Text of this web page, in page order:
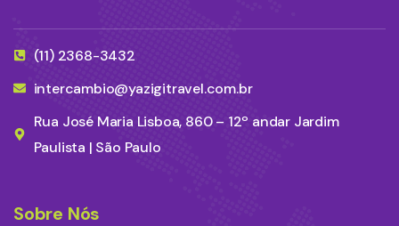
(11) 2368-3432
intercambio@yazigitravel.com.br
Rua José Maria Lisboa, 860 – 12º andar Jardim
Paulista | São Paulo
Sobre Nós